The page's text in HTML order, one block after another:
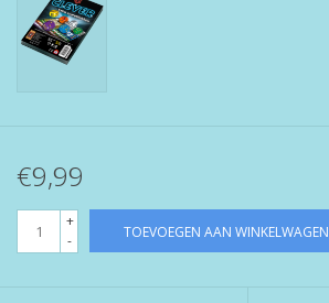
Feest
€9,99
+
-
TOEVOEGEN AAN WINKELWAGEN